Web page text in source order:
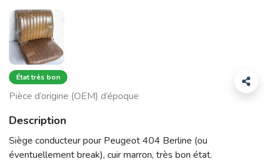
État très bon
Pièce d’origine (OEM) d’époque
Description
Siège conducteur pour Peugeot 404 Berline (ou
éventuellement break), cuir marron, très bon état.